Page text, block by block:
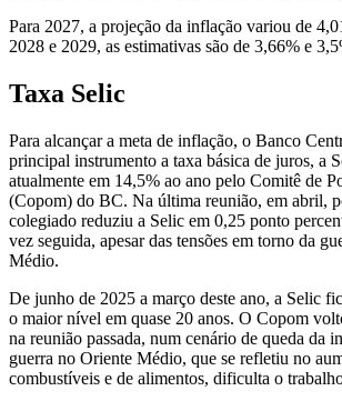
Para 2027, a projeção da inflação variou de
2028 e 2029, as estimativas são de 3,66% e
Taxa Selic
Para alcançar a meta de inflação, o Banco
principal instrumento a taxa básica de juros, a
atualmente em 14,5% ao ano pelo Comitê de
(Copom) do BC. Na última reunião, em abril,
colegiado reduziu a Selic em 0,25 ponto
vez seguida, apesar das tensões em torno da
Médio.
De junho de 2025 a março deste ano, a Selic
o maior nível em quase 20 anos. O Copom
na reunião passada, num cenário de queda da
guerra no Oriente Médio, que se refletiu no
combustíveis e de alimentos, dificulta o